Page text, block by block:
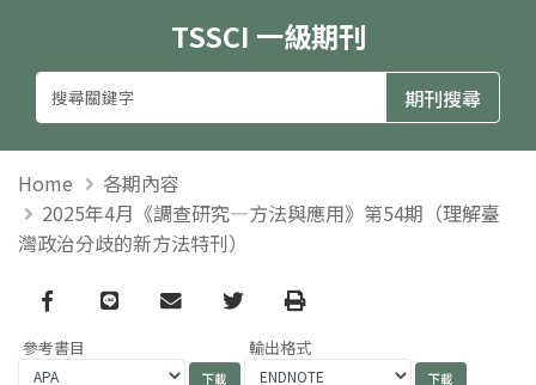
TSSCI 一級期刊
Home
各期內容
2025年4月《調查研究—方法與應用》第54期（理解臺
灣政治分歧的新方法特刊）
Facebook
line email TwitterPrint
參考書目 輸出格式